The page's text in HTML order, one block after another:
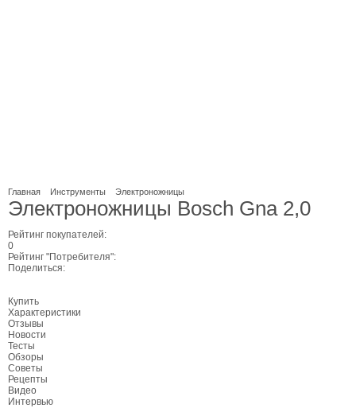
Главная Инструменты Электроножницы
Электроножницы Bosch Gna 2,0
Рейтинг покупателей:
0
Рейтинг "Потребителя":
Поделиться:
Купить
Характеристики
Отзывы
Новости
Тесты
Обзоры
Советы
Рецепты
Видео
Интервью